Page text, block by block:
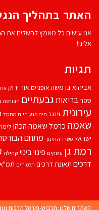
האתר בתהליך
אנו עושים כל מאמץ להשלים את
אלינו!
תגיות
אביהוא בן משהאופניים אור ירוק
ספרבריאותגבעתיים הבורסה
עירוניתזינגר חיה מנע חיות מחמד
שאמה כרמל שאמה הכהן
ישראל משרד החינוך מתחם
רמת גן עסקים פינוי בינוי קהילה
דרכים תאונת דרכים תלמידים תמ"א
האתרים שלנו: תרבוש-פורטל תרבות